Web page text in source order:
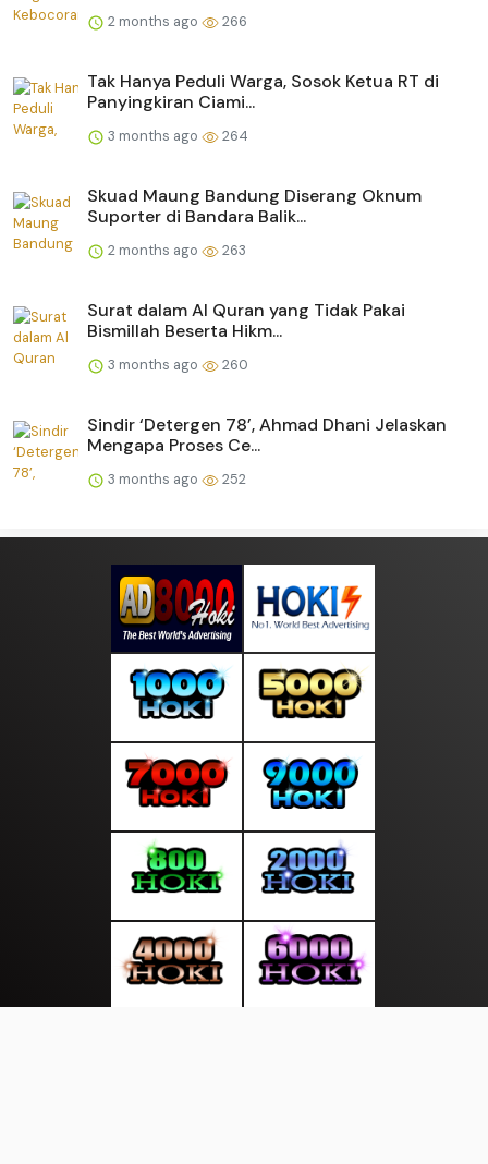
2 months ago 266
Tak Hanya Peduli Warga, Sosok Ketua RT di
Panyingkiran Ciami...
3 months ago 264
Skuad Maung Bandung Diserang Oknum
Suporter di Bandara Balik...
2 months ago 263
Surat dalam Al Quran yang Tidak Pakai
Bismillah Beserta Hikm...
3 months ago 260
Sindir ‘Detergen 78’, Ahmad Dhani Jelaskan
Mengapa Proses Ce...
3 months ago 252